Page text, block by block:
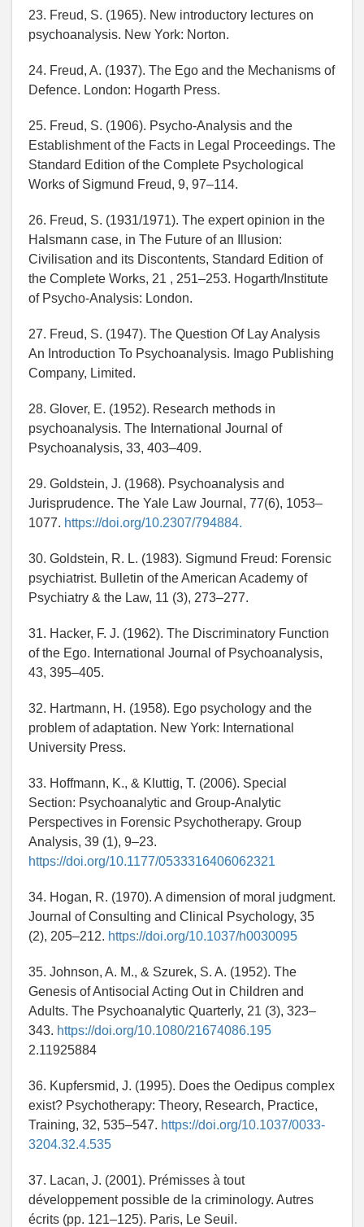
23. Freud, S. (1965). New introductory lectures on
psychoanalysis. New York: Norton.
24. Freud, A. (1937). The Ego and the Mechanisms of
Defence. London: Hogarth Press.
25. Freud, S. (1906). Psycho-Analysis and the
Establishment of the Facts in Legal Proceedings. The
Standard Edition of the Complete Psychological
Works of Sigmund Freud, 9, 97–114.
26. Freud, S. (1931/1971). The expert opinion in the
Halsmann case, in The Future of an Illusion:
Civilisation and its Discontents, Standard Edition of
the Complete Works, 21 , 251–253. Hogarth/Institute
of Psycho-Analysis: London.
27. Freud, S. (1947). The Question Of Lay Analysis
An Introduction To Psychoanalysis. Imago Publishing
Company, Limited.
28. Glover, E. (1952). Research methods in
psychoanalysis. The International Journal of
Psychoanalysis, 33, 403–409.
29. Goldstein, J. (1968). Psychoanalysis and
Jurisprudence. The Yale Law Journal, 77(6), 1053–
1077. https://doi.org/10.2307/794884.
30. Goldstein, R. L. (1983). Sigmund Freud: Forensic
psychiatrist. Bulletin of the American Academy of
Psychiatry & the Law, 11 (3), 273–277.
31. Hacker, F. J. (1962). The Discriminatory Function
of the Ego. International Journal of Psychoanalysis,
43, 395–405.
32. Hartmann, H. (1958). Ego psychology and the
problem of adaptation. New York: International
University Press.
33. Hoffmann, K., & Kluttig, T. (2006). Special
Section: Psychoanalytic and Group-Analytic
Perspectives in Forensic Psychotherapy. Group
Analysis, 39 (1), 9–23.
https://doi.org/10.1177/0533316406062321
34. Hogan, R. (1970). A dimension of moral judgment.
Journal of Consulting and Clinical Psychology, 35
(2), 205–212. https://doi.org/10.1037/h0030095
35. Johnson, A. M., & Szurek, S. A. (1952). The
Genesis of Antisocial Acting Out in Children and
Adults. The Psychoanalytic Quarterly, 21 (3), 323–
343. https://doi.org/10.1080/21674086.195
2.11925884
36. Kupfersmid, J. (1995). Does the Oedipus complex
exist? Psychotherapy: Theory, Research, Practice,
Training, 32, 535–547. https://doi.org/10.1037/0033-
3204.32.4.535
37. Lacan, J. (2001). Prémisses à tout
développement possible de la criminology. Autres
écrits (pp. 121–125). Paris, Le Seuil.